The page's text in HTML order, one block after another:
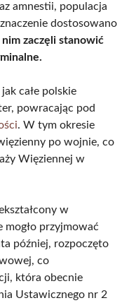
amnestii, populacja
dostosowano
zaczęli stanowić
całe polskie
powracając pod
. W tym okresie
po wojnie, co
Więziennej w
w
przyjmować
później, rozpoczęto
co
która obecnie
Ustawicznego nr 2